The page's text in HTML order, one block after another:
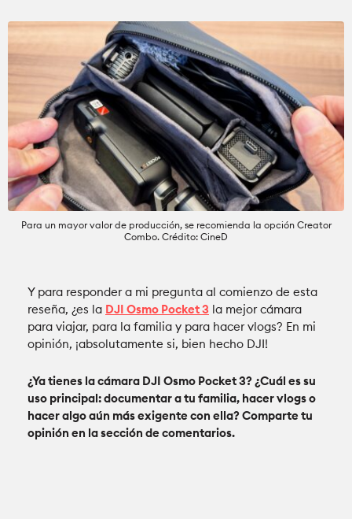
Para un mayor valor de producción, se recomienda la opción Creator
Combo. Crédito: CineD
Y para responder a mi pregunta al comienzo de esta
reseña, ¿es la DJI Osmo Pocket 3 la mejor cámara
para viajar, para la familia y para hacer vlogs? En mi
opinión, ¡absolutamente si, bien hecho DJI!
¿Ya tienes la cámara DJI Osmo Pocket 3? ¿Cuál es su
uso principal: documentar a tu familia, hacer vlogs o
hacer algo aún más exigente con ella? Comparte tu
opinión en la sección de comentarios.